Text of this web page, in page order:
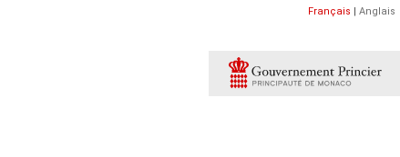
Français | Anglais